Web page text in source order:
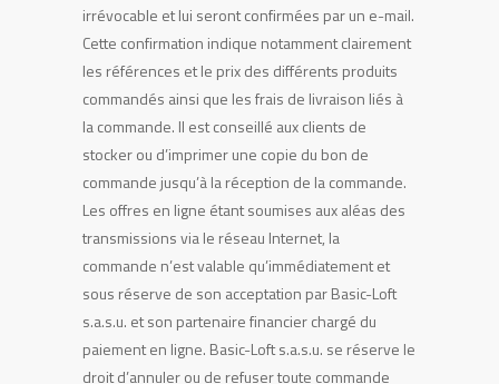
irrévocable et lui seront confirmées par un e-mail.
Cette confirmation indique notamment clairement
les références et le prix des différents produits
commandés ainsi que les frais de livraison liés à
la commande. Il est conseillé aux clients de
stocker ou d’imprimer une copie du bon de
commande jusqu’à la réception de la commande.
Les offres en ligne étant soumises aux aléas des
transmissions via le réseau Internet, la
commande n’est valable qu’immédiatement et
sous réserve de son acceptation par Basic-Loft
s.a.s.u. et son partenaire financier chargé du
paiement en ligne. Basic-Loft s.a.s.u. se réserve le
droit d’annuler ou de refuser toute commande